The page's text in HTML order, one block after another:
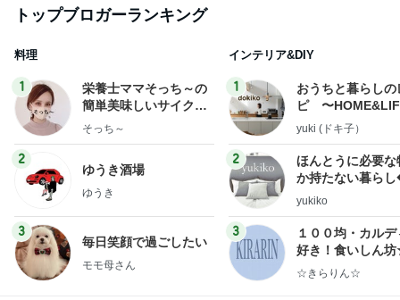
トップブロガーランキング
料理
1
栄養士ママそっち～の
簡単美味しいサイクル
献立
そっち～
2
ゆうき酒場
ゆうき
3
毎日笑顔で過ごしたい
モモ母さん
インテリア&DIY
1
おうちと暮らしの
ピ 〜
yuki (ドキ子）
2
ほんとうに必要な
か持たない暮ら
ep Life Simple◆
yukiko
3
１００均・カルデ
好き！食いしん
らりん☆のブログ
☆きらりん☆